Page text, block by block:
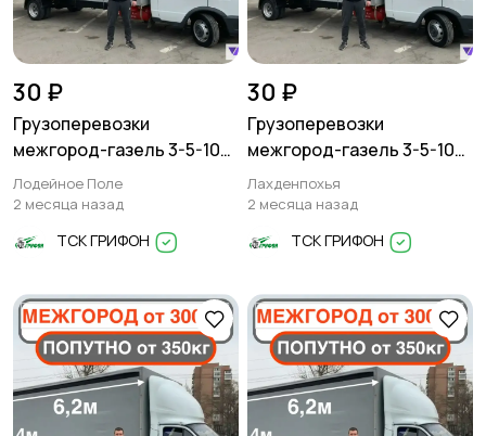
30 ₽
Грузоперевозки
межгород-газель 3-5-10
тонн
Лодейное Поле
2 месяца назад
ТСК ГРИФОН
30 ₽
Грузоперевозки
межгород-газель 3-5-10
тонн
Лахденпохья
2 месяца назад
ТСК ГРИФОН